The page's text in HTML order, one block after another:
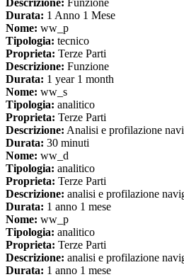
Durata: 1 Anno 1 Mese
Nome: ww_p
Tipologia: tecnico
Proprieta: Terze Parti
Descrizione: Funzione
Durata: 1 year 1 month
Nome: ww_s
Tipologia: analitico
Proprieta: Terze Parti
Descrizione: Analisi e profilazione
Durata: 30 minuti
Nome: ww_d
Tipologia: analitico
Proprieta: Terze Parti
Descrizione: analisi e profilazione
Durata: 1 anno 1 mese
Nome: ww_p
Tipologia: analitico
Proprieta: Terze Parti
Descrizione: analisi e profilazione
Durata: 1 anno 1 mese